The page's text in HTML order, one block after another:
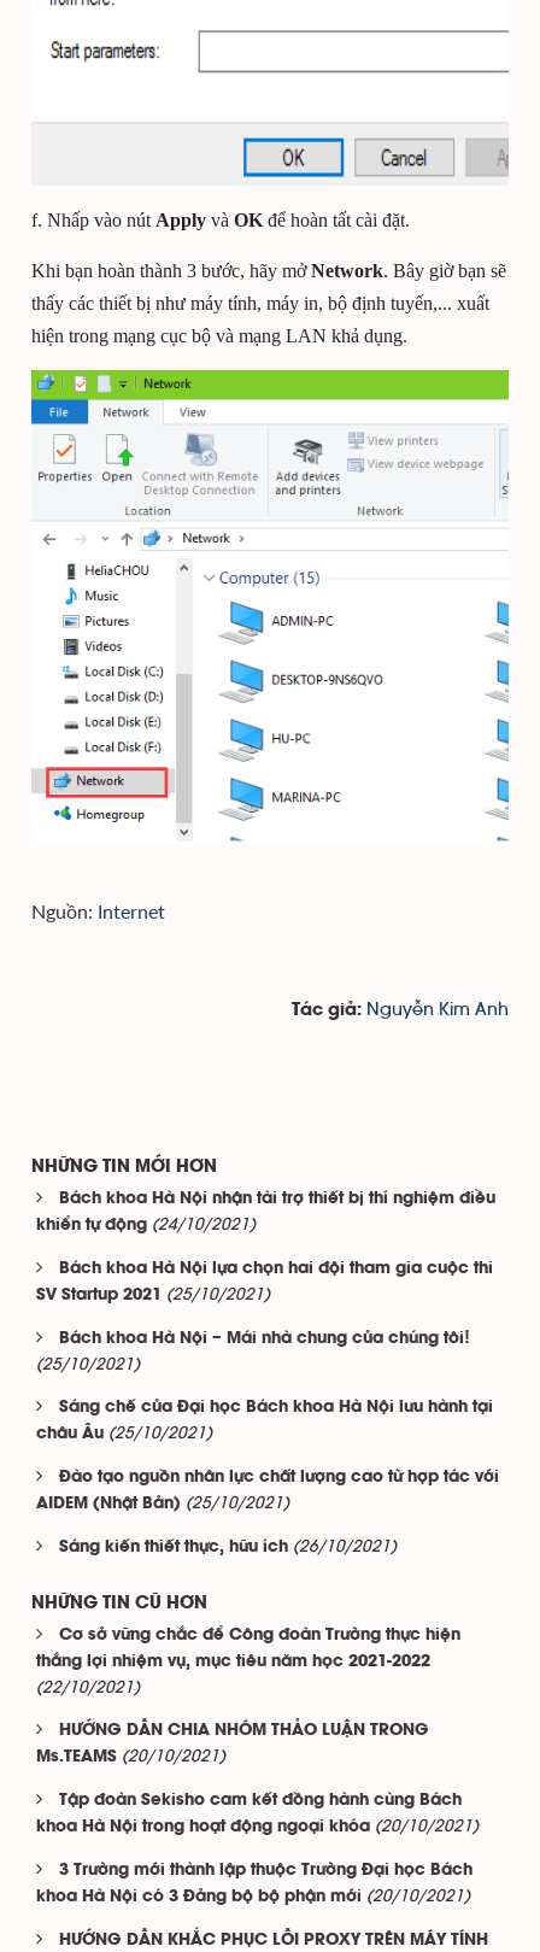
f. Nhấp vào nút Apply và OK để hoàn tất cài đặt.
Khi bạn hoàn thành 3 bước, hãy mởNetwork. Bây giờ bạn sẽ
thấy các thiết bị như máy tính, máy in, bộ định tuyến,... xuất
hiện trong mạng cục bộ và mạng LAN khả dụng.
Nguồn: Internet
Tác giả: Nguyễn Kim Anh
NHỮNG TIN MỚI HƠN
Bách khoa Hà Nội nhận tài trợ thiết bị thí nghiệm điều
khiển tự động (24/10/2021)
Bách khoa Hà Nội lựa chọn hai đội tham gia cuộc thi
SV Startup 2021
(25/10/2021)
Bách khoa Hà Nội – Mái nhà chung của chúng tôi!
(25/10/2021)
Sáng chế của Đại học Bách khoa Hà Nội lưu hành tại
châu Âu (25/10/2021)
Đào tạo nguồn nhân lực chất lượng cao từ hợp tác với
AIDEM (Nhật Bản) (25/10/2021)
Sáng kiến thiết thực, hữu ích (26/10/2021)
NHỮNG TIN CŨ HƠN
Cơ sở vững chắc để Công đoàn Trường thực hiện
thắng lợi nhiệm vụ, mục tiêu năm học 2021-2022
(22/10/2021)
HƯỚNG DẪN CHIA NHÓM THẢO LUẬN TRONG
Ms.TEAMS (20/10/2021)
Tập đoàn Sekisho cam kết đồng hành cùng Bách
khoa Hà Nội trong hoạt động ngoại khóa (20/10/2021)
3 Trường mới thành lập thuộc Trường Đại học Bách
khoa Hà Nội có 3 Đảng bộ bộ phận mới (20/10/2021)
HƯỚNG DẪN KHẮC PHỤC LỖI PROXY TRÊN MÁY TÍNH